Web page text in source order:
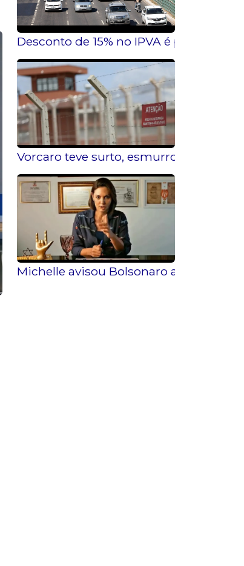
Desconto de 15% no IPVA é
Vorcaro teve surto, esmurrou parede
Michelle avisou Bolsonaro antes de